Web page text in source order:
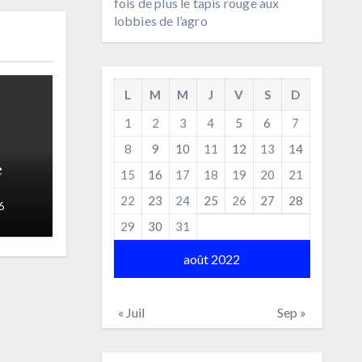
lobbies de l’agro
août 2022
L M M J V S
D
1
2 3 4 5 6
7
8
9 10 11 12 13
14
15
16 17 18 19 20
21
22
23 24 25 26 27
28
29
30 31
« Juil Sep »